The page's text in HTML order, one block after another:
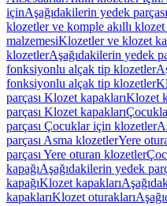
içinAşağıdakilerin yedek
klozetler ve komple akıllı
malzemesiKlozetler ve klozet
klozetlerAşağıdakilerin yedek
fonksiyonlu alçak tip klozetler
fonksiyonlu alçak tip klozetler
parçası Klozet kapaklarıKlozet
parçası Klozet kapakları
parçası Çocuklar için klozetler
parçası Asma klozetlerYere
parçası Yere oturan klozetler
kapağıAşağıdakilerin yedek
kapağıKlozet kapakları
kapaklarıKlozet oturakları